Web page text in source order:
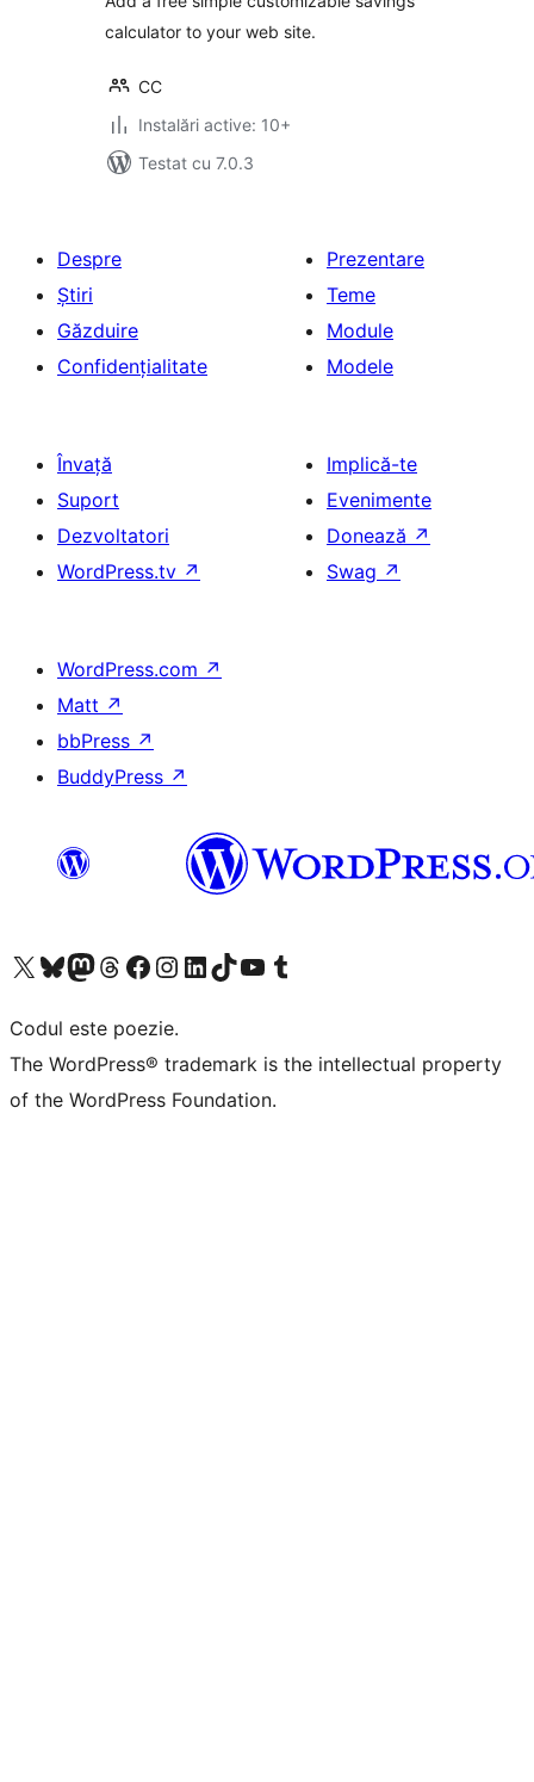
calculator to your web site.
CC
Instalări active: 10+
Testat cu 7.0.3
Despre
Știri
Găzduire
Confidențialitate
Prezentare
Teme
Module
Modele
Învață
Suport
Dezvoltatori
WordPress.tv ↗
Implică-te
Evenimente
Donează ↗
Swag ↗
WordPress.com ↗
Matt ↗
bbPress ↗
BuddyPress ↗
Mergi la contul nostru X (fost Twitter)
Vizitează contul nostru Bluesky
Vizitează contul nostru Mastodon
Vizitează contul nostru Threads
Vizitează pagina noastră Facebook
Vizitează-ne pe Instagram
Vizitează-ne pe LinkedIn
Vizitează contul nostru TikTok
Vizitează canalul nostru YouTube
Vizitează contul nostru Tumblr
Codul este poezie.
The WordPress® trademark is the intellectual property
of the WordPress Foundation.